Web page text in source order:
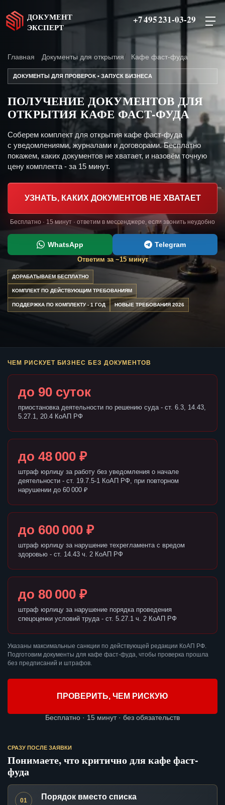
ДОКУМЕНТ
ЭКСПЕРТ
+7 495 231-03-29
Главная Документы для открытия Кафе фаст-фуда
ДОКУМЕНТЫ ДЛЯ ПРОВЕРОК • ЗАПУСК БИЗНЕСА
ПОЛУЧЕНИЕ ДОКУМЕНТОВ ДЛЯ
ОТКРЫТИЯ КАФЕ ФАСТ-ФУДА
Соберем комплект для открытия кафе фаст-фуда
с уведомлениями, журналами и договорами. Бесплатно
покажем, каких документов не хватает, и назовём точную
цену комплекта - за 15 минут.
УЗНАТЬ, КАКИХ ДОКУМЕНТОВ НЕ ХВАТАЕТ
Бесплатно · 15 минут · ответим в мессенджере, если звонить неудобно
WhatsApp Telegram
Ответим за ~15 минут
ДОРАБАТЫВАЕМ БЕСПЛАТНО
КОМПЛЕКТ ПО ДЕЙСТВУЮЩИМ ТРЕБОВАНИЯМ
ПОДДЕРЖКА ПО КОМПЛЕКТУ - 1 ГОД НОВЫЕ ТРЕБОВАНИЯ 2026
ЧЕМ РИСКУЕТ БИЗНЕС БЕЗ ДОКУМЕНТОВ
до 90 суток
приостановка деятельности по решению суда - ст. 6.3, 14.43,
5.27.1, 20.4 КоАП РФ
до 48 000 ₽
штраф юрлицу за работу без уведомления о начале
деятельности - ст. 19.7.5-1 КоАП РФ, при повторном
нарушении до 60 000 ₽
до 600 000 ₽
штраф юрлицу за нарушение техрегламента с вредом
здоровью - ст. 14.43 ч. 2 КоАП РФ
до 80 000 ₽
штраф юрлицу за нарушение порядка проведения
спецоценки условий труда - ст. 5.27.1 ч. 2 КоАП РФ
Указаны максимальные санкции по действующей редакции КоАП РФ.
Подготовим документы для кафе фаст-фуда, чтобы проверка прошла
без предписаний и штрафов.
ПРОВЕРИТЬ, ЧЕМ РИСКУЮ
Бесплатно · 15 минут · без обязательств
СРАЗУ ПОСЛЕ ЗАЯВКИ
Понимаете, что критично для кафе фаст-
фуда
01 Порядок вместо списка